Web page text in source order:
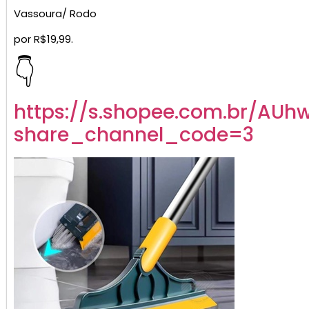
Vassoura/ Rodo
por R$19,99.
👇
https://s.shopee.com.br/
share_channel_code=3